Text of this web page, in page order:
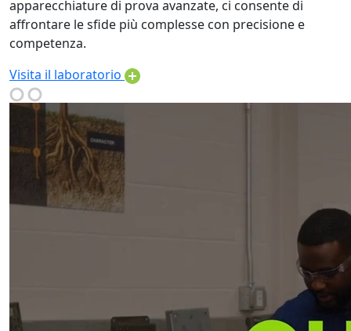
apparecchiature di prova avanzate, ci consente di
affrontare le sfide più complesse con precisione e
competenza.
Visita il laboratorio